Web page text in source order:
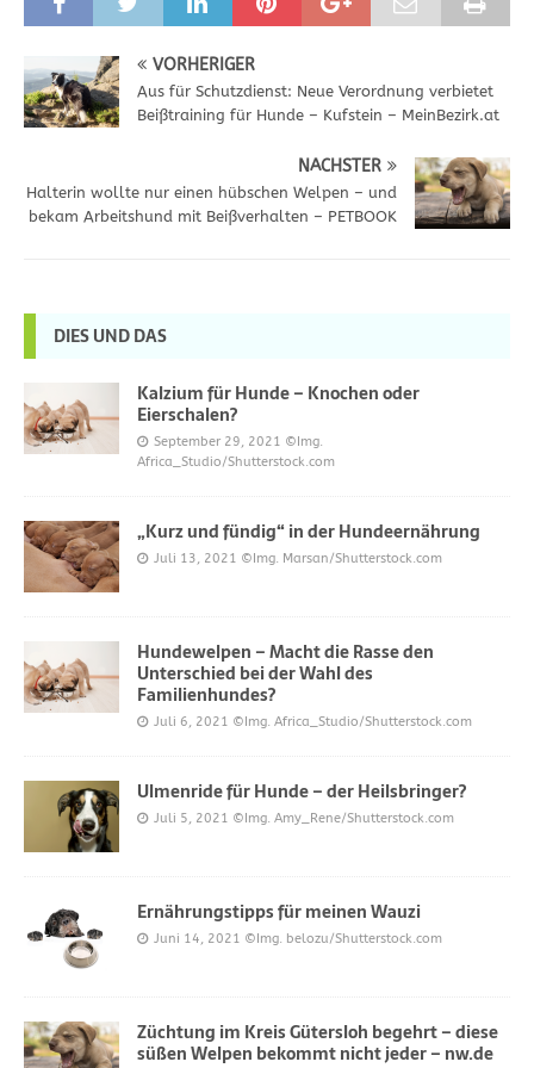
VORHERIGER
Aus für Schutzdienst: Neue Verordnung verbietet
Beißtraining für Hunde – Kufstein – MeinBezirk.at
NÄCHSTER
Halterin wollte nur einen hübschen Welpen – und
bekam Arbeitshund mit Beißverhalten – PETBOOK
DIES UND DAS
Kalzium für Hunde – Knochen oder
Eierschalen?
September 29, 2021 ©Img.
Africa_Studio/Shutterstock.com
„Kurz und fündig“ in der Hundeernährung
Juli 13, 2021 ©Img. Marsan/Shutterstock.com
Hundewelpen – Macht die Rasse den
Unterschied bei der Wahl des
Familienhundes?
Juli 6, 2021 ©Img. Africa_Studio/Shutterstock.com
Ulmenride für Hunde – der Heilsbringer?
Juli 5, 2021 ©Img. Amy_Rene/Shutterstock.com
Ernährungstipps für meinen Wauzi
Juni 14, 2021 ©Img. belozu/Shutterstock.com
Züchtung im Kreis Gütersloh begehrt – diese
süßen Welpen bekommt nicht jeder – nw.de